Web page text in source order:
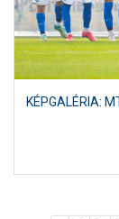
KÉPGALÉRIA: